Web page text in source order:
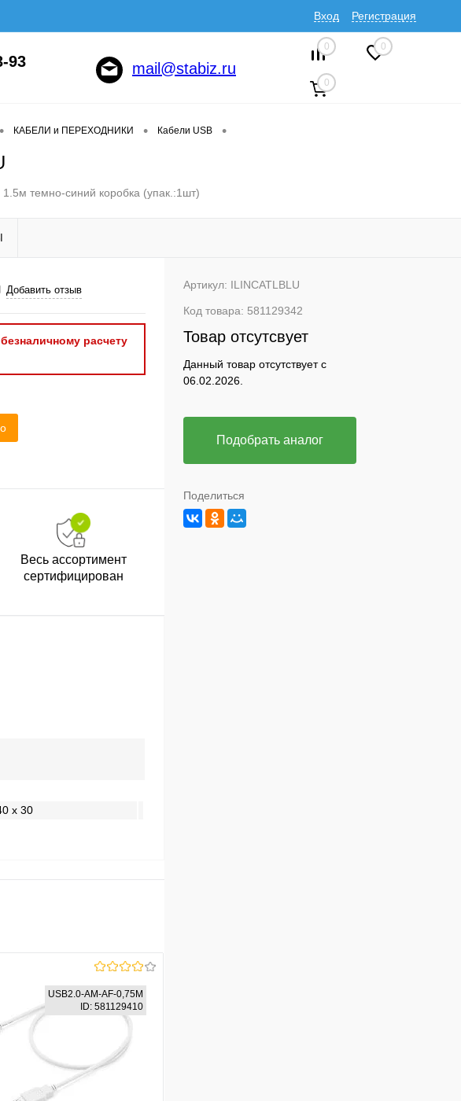
Вход Регистрация
93 mail@stabiz.ru
0 0
0
• КАБЕЛИ и ПЕРЕХОДНИКИ • Кабели USB •
темно-синий коробка (упак.:1шт)
Добавить отзыв
расчету
Весь ассортимент
сертифицирован
x 30
USB2.0-AM-AF-0,75M
ID: 581129410
Артикул: ILINCATLBLU
Код товара: 581129342
Товар отсутсвует
Данный товар отсутствует с
06.02.2026.
Подобрать аналог
Поделиться